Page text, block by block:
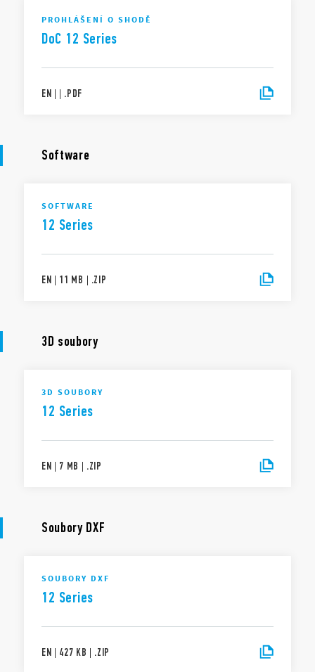
PROHLÁŠENÍ O SHODĚ
DoC 12 Series
EN | | .PDF
Software
SOFTWARE
12 Series
EN | 11 MB | .ZIP
3D soubory
3D SOUBORY
12 Series
EN | 7 MB | .ZIP
Soubory DXF
SOUBORY DXF
12 Series
EN | 427 KB | .ZIP